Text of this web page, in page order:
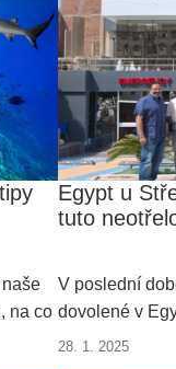
na co
Egypt u
tuto
V poslední
dovolené v
turisticky
28. 1. 2025